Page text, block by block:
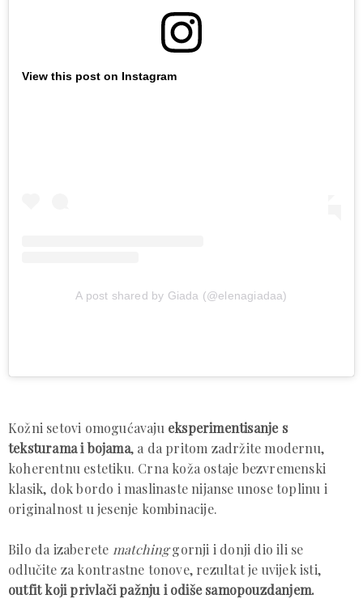
View this post on Instagram
A post shared by Giada (@elenagiadaa)
Kožni setovi omogućavaju eksperimentisanje s
teksturama i bojama, a da pritom zadržite modernu,
koherentnu estetiku. Crna koža ostaje bezvremenski
klasik, dok bordo i maslinaste nijanse unose toplinu i
originalnost u jesenje kombinacije.
Bilo da izaberete matchinggornji i donji dio ili se
odlučite za kontrastne tonove, rezultat je uvijek isti,
outfit koji privlači pažnju i odiše samopouzdanjem.